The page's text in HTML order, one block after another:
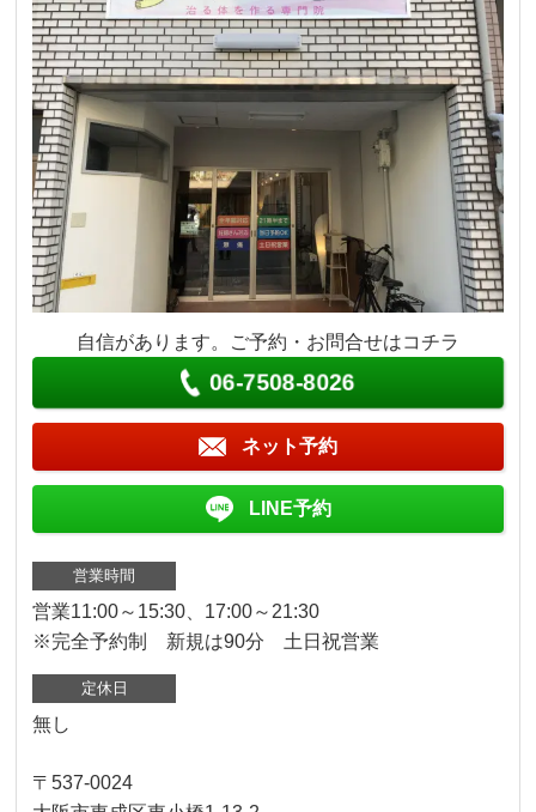
自信があります。ご予約・お問合せはコチラ
06-7508-8026
ネット予約
LINE予約
営業時間
営業11:00～15:30、17:00～21:30
※完全予約制 新規は90分 土日祝営業
定休日
無し
〒537-0024